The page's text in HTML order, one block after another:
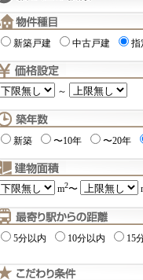
新築戸建 中古戸建 指
～
新築 〜10年 〜20年
m2〜
5分以内 10分以内 15